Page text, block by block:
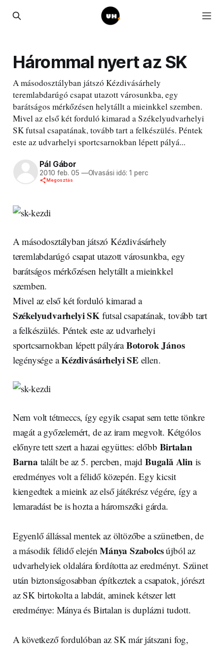
Hárommal nyert az SK
A másodosztályban játszó Kézdivásárhely
teremlabdarúgó csapat utazott városunkba, egy
barátságos mérkőzésen helytállt a mieinkkel szemben.
Mivel az első két forduló kimarad a Székelyudvarhelyi
SK futsal csapatának, tovább tart a felkészülés. Péntek
este az udvarhelyi sportcsarnokban lépett pályá...
Pál Gábor
2010 feb. 05 —Olvasási idő: 1 perc
Megosztás
A másodosztályban játszó Kézdivásárhely
teremlabdarúgó csapat utazott városunkba, egy
barátságos mérkőzésen helytállt a mieinkkel
szemben.
Mivel az első két forduló kimarad a
Székelyudvarhelyi SK futsal csapatának, tovább tart
a felkészülés. Péntek este az udvarhelyi
sportcsarnokban lépett pályáraBotorok János
legénysége aKézdivásárhelyi SE ellen.
Nem volt tétmeccs, így egyik csapat sem tette tönkre
magát a győzelemért, de az iram megvolt. Kétgólos
előnyre tett szert a hazai együttes: előbb Birtalan
Barna talált be az 5. percben, majd Bugală Alin is
eredményes volt a félidő közepén. Egy kicsit
kiengedtek a mieink az első játékrész végére, így a
lemaradást be is hozta a háromszéki gárda.
Egyenlő állással mentek az öltözőbe a szünetben, de
a második félidő elejénMánya Szabolcsújból az
udvarhelyiek oldalára fordította az eredményt. Szünet
után biztonságosabban építkeztek a csapatok, jórészt
az SK birtokolta a labdát, aminek kétszer lett
eredménye: Mánya és Birtalan is duplázni tudott.
A következő fordulóban az SK már játszani fog,